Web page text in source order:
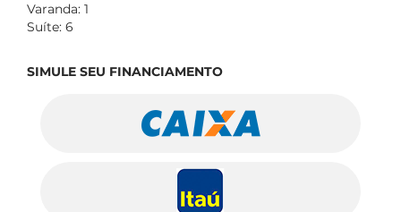
Varanda: 1
Suíte: 6
SIMULE SEU FINANCIAMENTO